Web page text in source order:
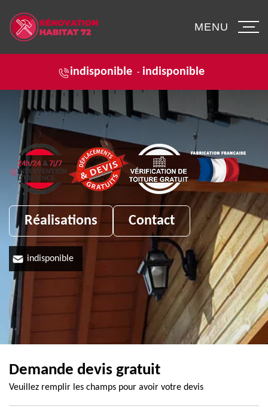
indisponible - indisponible
MENU
Réalisations Contact
indisponible
Demande devis gratuit
Veuillez remplir les champs pour avoir votre devis